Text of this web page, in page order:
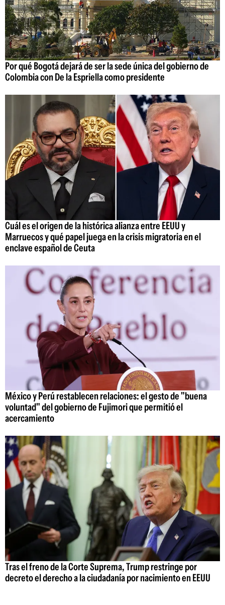
Por qué Bogotá dejará de ser la sede única del gobierno de
Colombia con De la Espriella como presidente
Cuál es el origen de la histórica alianza entre EEUU y
Marruecos y qué papel juega en la crisis migratoria en el
enclave español de Ceuta
México y Perú restablecen relaciones: el gesto de "buena
voluntad" del gobierno de Fujimori que permitió el
acercamiento
Tras el freno de la Corte Suprema, Trump restringe por
decreto el derecho a la ciudadanía por nacimiento en EEUU